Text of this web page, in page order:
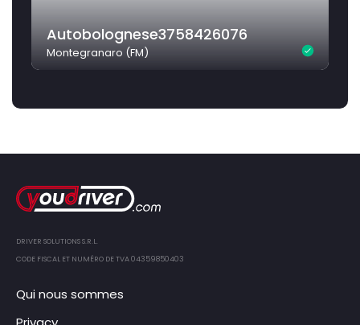
Autobolognese3758426076
Montegranaro (FM)
DRIVER SOLUTIONS S.R.L.
CODE FISCAL ET NUMÉRO DE TVA 04359850403
Qui nous sommes